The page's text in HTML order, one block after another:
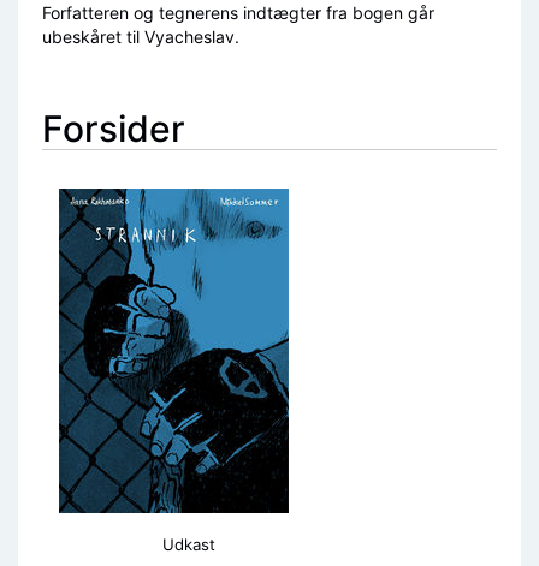
Forfatteren og tegnerens indtægter fra bogen går
ubeskåret til Vyacheslav.
Forsider
Udkast